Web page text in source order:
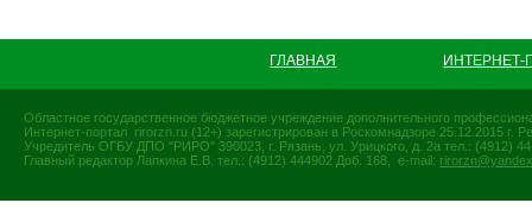
ГЛАВНАЯ
Областное государственное бюджетное учреждение дополнительного
Интернет-портал rirorzn.ru (12+) зарегистрирован в Роскомнадзоре 25.12.2015
Учредитель ОГБУ ДПО "РИРО" 390023, г. Рязань, ул. Урицкого, д. 2а тел.: (4912)
Главный редактор Лапкина Е.В. тел.: (4912) 444902 Доб. 168, e-mail: